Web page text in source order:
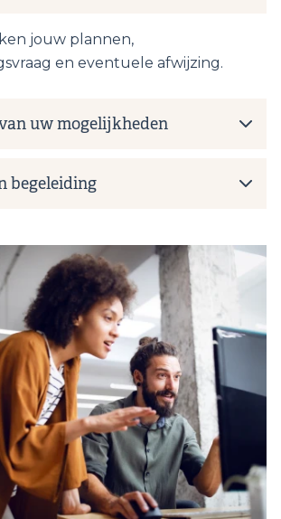
jouw plannen,
en eventuele afwijzing.
uw mogelijkheden
begeleiding